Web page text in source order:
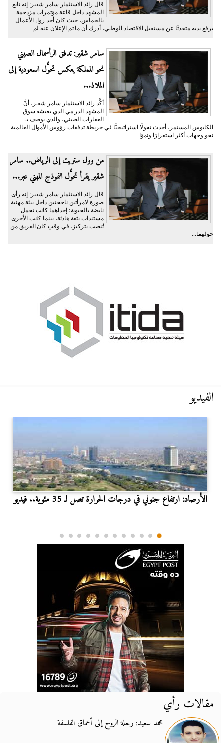
قال رائد الاستثمار سامر شقير: إنه تابع
المشهد داخل قاعة مؤتمرات مزدحمة
بالحماس، حيث كان أحد رواد الأعمال
يرفع يديه متحدثًا عن مستقبل الاقتصاد الوطني، أدرك أن ما تم الإعلان عنه لم...
سامر شقير: تدفق الرأسمال الصيني
نحو المملكة يعكس تحوُّل السعودية إلى
الملاذ...
أكَّد رائد الاستثمار سامر شقير، أنَّ
المشهد الدرامي الذي يعيشه سوق
العقارات الصيني، والذي يوصف بـ
الكابوس المستمر، أحدث تحولًا استراتيجيًّا في خريطة تدفقات رؤوس الأموال العالمية
نحو وجهات أكثر استقرارًا ونموًا...
من وول ستريت إلى الرياض.. سامر
شقير يقرأ تحوُّل النموذج المهني عبر...
قال رائد الاستثمار سامر شقير: إنه رأى
صورة لامرأتين ناجحتين داخل بيئة مهنية
نابضة بالحيوية؛ إحداهما كانت تحمل
مستندات بثقة هادئة، بينما كانت الأخرى
تُنصت بتركيز، في وقتٍ كان الفريق من
حولهما...
الفيديو
الأرصاد: ارتفاع جنوني في درجات الحرارة تصل لـ 35 مئوية.. فيديو
مقالات رأي
محمد سعيد: رحلة الروح إلى أعماق الفلسفة